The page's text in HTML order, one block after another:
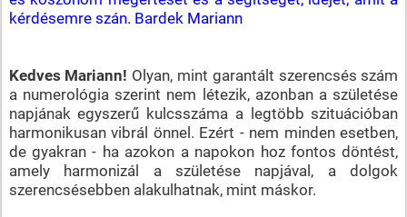
kérdésemre szán. Bardek Mariann
Kedves Mariann! Olyan, mint garantált szerencsés szám
a numerológia szerint nem létezik, azonban a születése
napjának egyszerű kulcsszáma a legtöbb szituációban
harmonikusan vibrál önnel. Ezért - nem minden esetben,
de gyakran - ha azokon a napokon hoz fontos döntést,
amely harmonizál a születése napjával, a dolgok
szerencsésebben alakulhatnak, mint máskor.